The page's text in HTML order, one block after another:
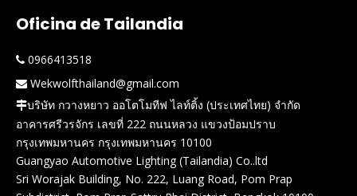
Oficina de Tailandia
 0966413518
 Wekwolfthailand@gmail.com
บริษัท กวางหยาว ออโตโมทีฟ ไลท์ติ้ง (ประเทศไทย) จำกัด
อาคารศรีวรจักร เลขที่ 222 ถนนหลวง แขวงป้อมปราบ
กรุงเทพมหานคร กรุงเทพมหานคร 10100
Guangyao Automotive Lighting (Tailandia) Co..ltd
Sri Worajak Building, No. 222, Luang Road, Pom Prap